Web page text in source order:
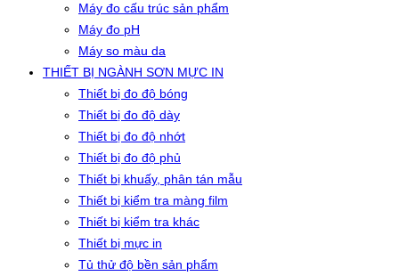
Máy đo cấu trúc sản phẩm
Máy đo pH
Máy so màu da
THIẾT BỊ NGÀNH SƠN MỰC IN
Thiết bị đo độ bóng
Thiết bị đo độ dày
Thiết bị đo độ nhớt
Thiết bị đo độ phủ
Thiết bị khuấy, phân tán mẫu
Thiết bị kiểm tra màng film
Thiết bị kiểm tra khác
Thiết bị mực in
Tủ thử độ bền sản phẩm